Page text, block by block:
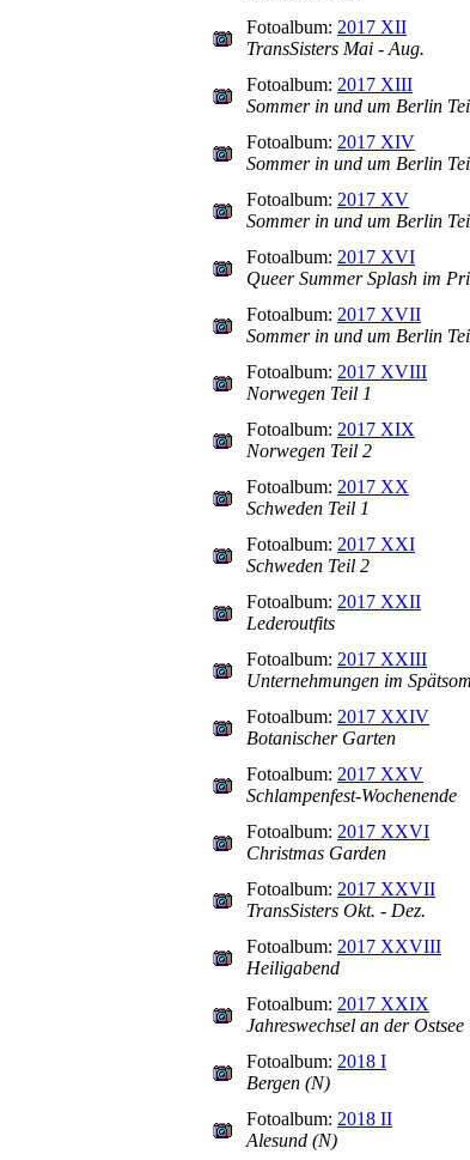
Fotoalbum: 2017 XII
TransSisters Mai - Aug.
Fotoalbum: 2017 XIII
Sommer in und um Berlin
Fotoalbum: 2017 XIV
Sommer in und um Berlin
Fotoalbum: 2017 XV
Sommer in und um Berlin
Fotoalbum: 2017 XVI
Queer Summer Splash im
Fotoalbum: 2017 XVII
Sommer in und um Berlin
Fotoalbum: 2017 XVIII
Norwegen Teil 1
Fotoalbum: 2017 XIX
Norwegen Teil 2
Fotoalbum: 2017 XX
Schweden Teil 1
Fotoalbum: 2017 XXI
Schweden Teil 2
Fotoalbum: 2017 XXII
Lederoutfits
Fotoalbum: 2017 XXIII
Unternehmungen im
Fotoalbum: 2017 XXIV
Botanischer Garten
Fotoalbum: 2017 XXV
Schlampenfest-Wochenende
Fotoalbum: 2017 XXVI
Christmas Garden
Fotoalbum: 2017 XXVII
TransSisters Okt. - Dez.
Fotoalbum: 2017 XXVIII
Heiligabend
Fotoalbum: 2017 XXIX
Jahreswechsel an der Ostsee
Fotoalbum: 2018 I
Bergen (N)
Fotoalbum: 2018 II
Alesund (N)